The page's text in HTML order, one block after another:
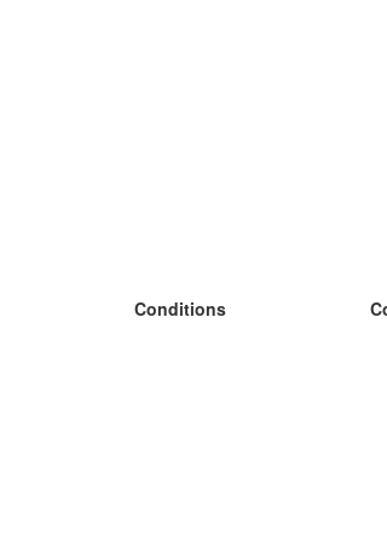
Conditions